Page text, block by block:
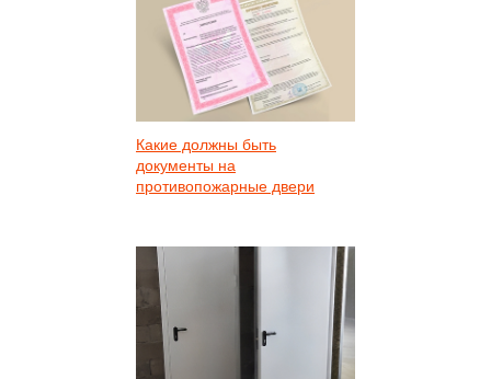
Какие должны быть
документы на
противопожарные двери